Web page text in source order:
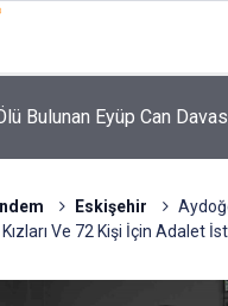
Bulunan Eyüp Can
Eskişehir
Ve 72 Kişi İçin Adalet